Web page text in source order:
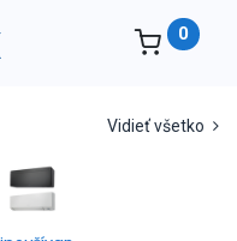
0
Vidieť všetko